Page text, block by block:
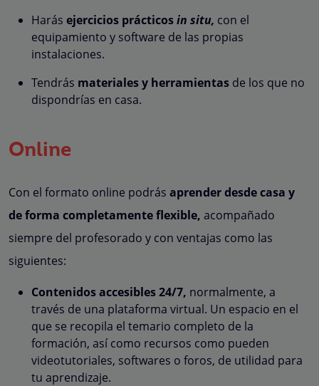
Harás ejercicios prácticosin situ, con el
equipamiento y software de las propias
instalaciones.
Tendrás materiales y herramientas de los que no
dispondrías en casa.
Online
Con el formato online podrás aprender desde casa y
de forma completamente flexible, acompañado
siempre del profesorado y con ventajas como las
siguientes:
Contenidos accesibles 24/7, normalmente, a
través de una plataforma virtual. Un espacio en el
que se recopila el temario completo de la
formación, así como recursos como pueden
videotutoriales, softwares o foros, de utilidad para
tu aprendizaje.